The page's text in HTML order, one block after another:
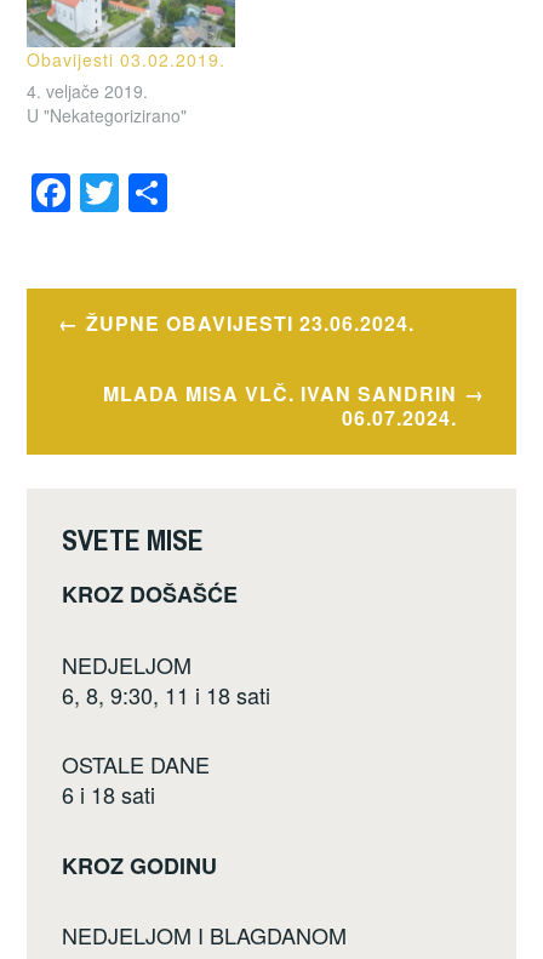
Obavijesti 03.02.2019.
4. veljače 2019.
U "Nekategorizirano"
F
a
e
b
k
T
wi
er e
Navigacija
ŽUPNE OBAVIJESTI 23.06.2024.
MLADA MISA VLČ. IVAN SANDRIN
06.07.2024.
SVETE MISE
KROZ DOŠAŠĆE
NEDJELJOM
6, 8, 9:30, 11 i 18 sati
OSTALE DANE
6 i 18 sati
KROZ GODINU
NEDJELJOM I BLAGDANOM